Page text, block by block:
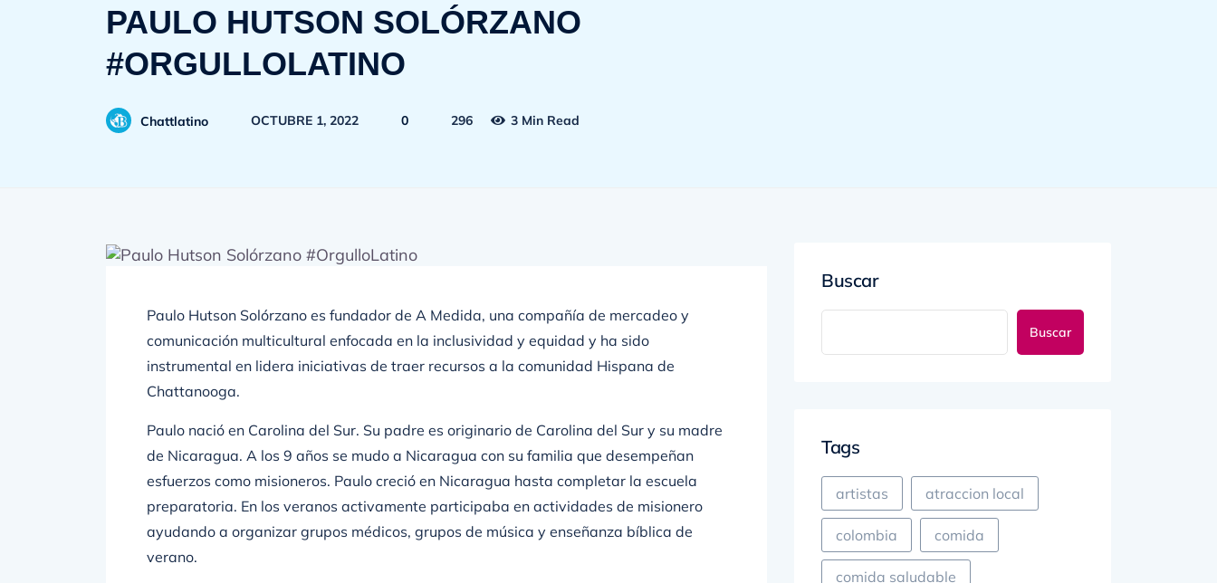
PAULO HUTSON SOLÓRZANO
#ORGULLOLATINO
Chattlatino OCTUBRE 1, 2022 0 296 3 Min Read
Paulo Hutson Solórzano es fundador de A Medida, una compañía de mercadeo y
comunicación multicultural enfocada en la inclusividad y equidad y ha sido
instrumental en lidera iniciativas de traer recursos a la comunidad Hispana de
Chattanooga.
Paulo nació en Carolina del Sur. Su padre es originario de Carolina del Sur y su madre
de Nicaragua. A los 9 años se mudo a Nicaragua con su familia que desempeñan
esfuerzos como misioneros. Paulo creció en Nicaragua hasta completar la escuela
preparatoria. En los veranos activamente participaba en actividades de misionero
ayudando a organizar grupos médicos, grupos de música y enseñanza bíblica de
verano.
Buscar
Buscar
Tags
artistas atraccion local
colombia comida
comida saludable